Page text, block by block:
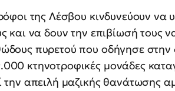
της Λέσβου κινδυνεύουν να
να δουν την επιβίωσή τους
πυρετού που οδήγησε στην
κτηνοτροφικές μονάδες
απειλή μαζικής θανάτωσης